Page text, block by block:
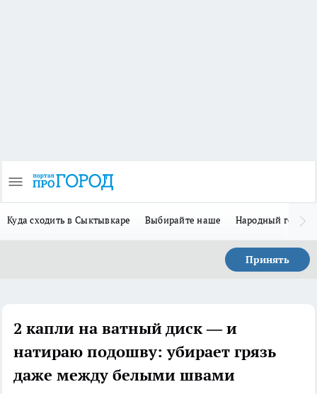
Куда сходить в Сыктывкаре Выбирайте наше Народный герой
Принять
2 капли на ватный диск — и
натираю подошву: убирает грязь
даже между белыми швами